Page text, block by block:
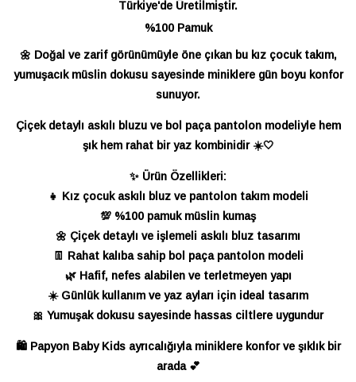
Türkiye'de Üretilmiştir.
%100 Pamuk
🌼 Doğal ve zarif görünümüyle öne çıkan bu kız çocuk takım,
yumuşacık müslin dokusu sayesinde miniklere gün boyu konfor
sunuyor.
Çiçek detaylı askılı bluzu ve bol paça pantolon modeliyle hem
şık hem rahat bir yaz kombinidir ☀️🤍
✨ Ürün Özellikleri:
👧 Kız çocuk askılı bluz ve pantolon takım modeli
💯 %100 pamuk müslin kumaş
🌼 Çiçek detaylı ve işlemeli askılı bluz tasarımı
👖 Rahat kalıba sahip bol paça pantolon modeli
🌿 Hafif, nefes alabilen ve terletmeyen yapı
☀️ Günlük kullanım ve yaz ayları için ideal tasarım
🎀 Yumuşak dokusu sayesinde hassas ciltlere uygundur
🛍️ Papyon Baby Kids ayrıcalığıyla miniklere konfor ve şıklık bir
arada 💕